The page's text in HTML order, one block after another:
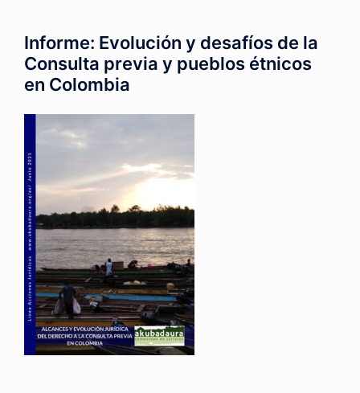
Informe: Evolución y desafíos de la
Consulta previa y pueblos étnicos
en Colombia